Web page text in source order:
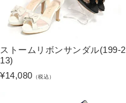
ストームリボンサンダル(199-2
13)
¥14,080 （税込）